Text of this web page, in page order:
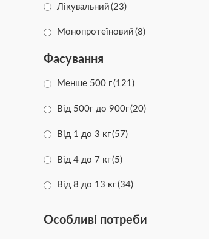
Лікувальний (23)
Монопротеїновий (8)
Фасування
Менше 500 г(121)
Від 500г до 900г(20)
Від 1 до 3 кг(57)
Від 4 до 7 кг(5)
Від 8 до 13 кг(34)
Особливі потреби